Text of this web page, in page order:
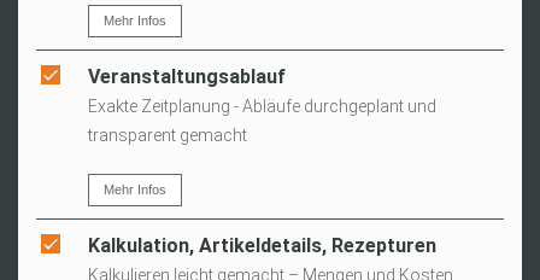
Mehr Infos
Veranstaltungsablauf
Exakte Zeitplanung - Abläufe durchgeplant und
transparent gemacht
Mehr Infos
Kalkulation, Artikeldetails, Rezepturen
Kalkulieren leicht gemacht – Mengen und Kosten